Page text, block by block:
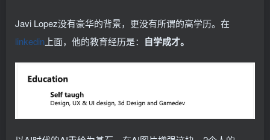
Javi Lopez没有豪华的背景，更没有所谓的高学历。在
linkedin 上面，他的教育经历是： 自学成才。